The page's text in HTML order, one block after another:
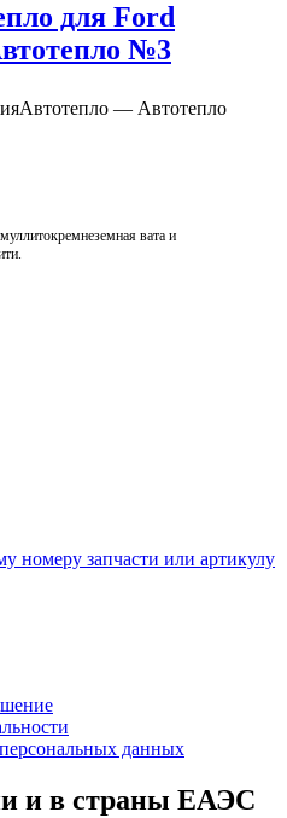
для Ford
№3
Автотепло — Автотепло
вата и
номеру запчасти или артикулу
данных
и в страны ЕАЭС